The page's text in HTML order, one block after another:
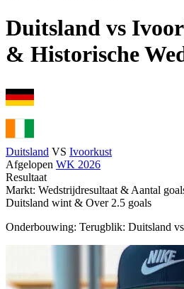
Duitsland vs
& Historische
Duitsland VS Ivoorkust
Afgelopen WK 2026
Resultaat
Markt: Wedstrijdresultaat & Aantal
Duitsland wint & Over 2.5 goals
Onderbouwing: Terugblik: Duitsland